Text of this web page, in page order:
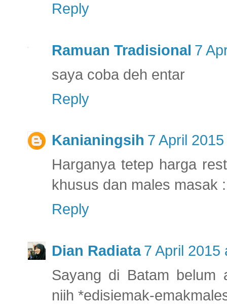
Reply
Ramuan Tradisional 7
saya coba deh entar
Reply
Kanianingsih 7 April
Harganya tetep harga
khusus dan males masak
Reply
Dian Radiata 7 April 2015
Sayang di Batam belum
niih *edisiemak-